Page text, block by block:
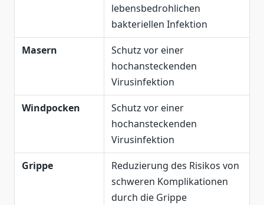
lebensbedrohlichen
bakteriellen Infektion
Masern
Schutz vor einer
hochansteckenden
Virusinfektion
Windpocken
Schutz vor einer
hochansteckenden
Virusinfektion
Grippe
Reduzierung des Risikos von
schweren Komplikationen
durch die Grippe